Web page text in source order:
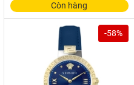
Còn hàng
-58%